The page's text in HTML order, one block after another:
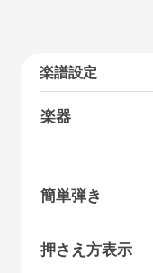
楽譜設定
楽器
簡単弾き
押さえ方表示